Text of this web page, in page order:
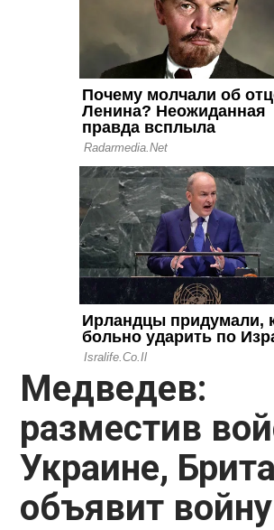
Медведев:
разместив
Украине,
объявит